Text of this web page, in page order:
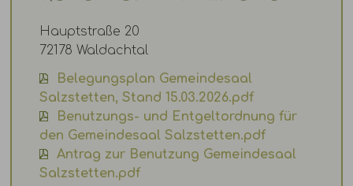
Hauptstraße 20
72178 Waldachtal
Belegungsplan Gemeindesaal
Salzstetten, Stand 15.03.2026.pdf
Benutzungs- und Entgeltordnung für
den Gemeindesaal Salzstetten.pdf
Antrag zur Benutzung Gemeindesaal
Salzstetten.pdf